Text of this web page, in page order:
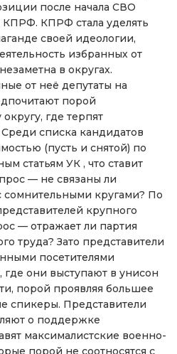
после начала СВО
КПРФ. КПРФ стала уделять
своей идеологии,
избранных от
в округах.
от неё депутаты на
порой
где терпят
списка кандидатов
(пусть и снятой) по
статьям УК , что ставит
— не связаны ли
сомнительными кругами? По
крупного
— отражает ли партия
труда? Зато представители
посетителями
они выступают в унисон
порой проявляя большее
спикеры. Представители
о поддержке
максималистские военно-
порой не соотносятся с